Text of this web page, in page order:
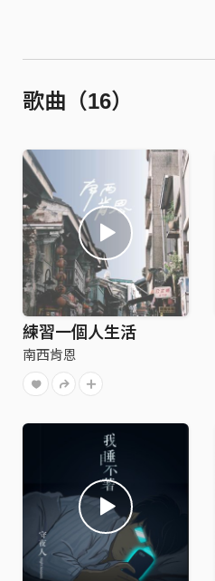
歌曲（16）
練習一個人生活
南西肯恩